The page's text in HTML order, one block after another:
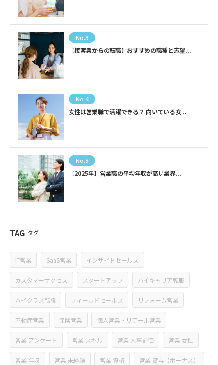
No.3
【接客業からの転職】おすすめの職種と志望...
No.4
女性は営業職で活躍できる？ 向いている女...
No.5
【2025年】営業職の平均年収が高い業界...
TAG タグ
IT営業 SaaS営業 インサイドセールス
カスタマーサクセス スタートアップ ハイキャリア転職
ハイクラス転職 フィールドセールス リフォーム営業
不動産営業 保険営業 個人営業・リテール営業
営業 アンケート 営業 スキル 営業 人事評価 営業 女性
営業 年収 営業 未経験 営業 資格 営業 賞与（ボーナス）